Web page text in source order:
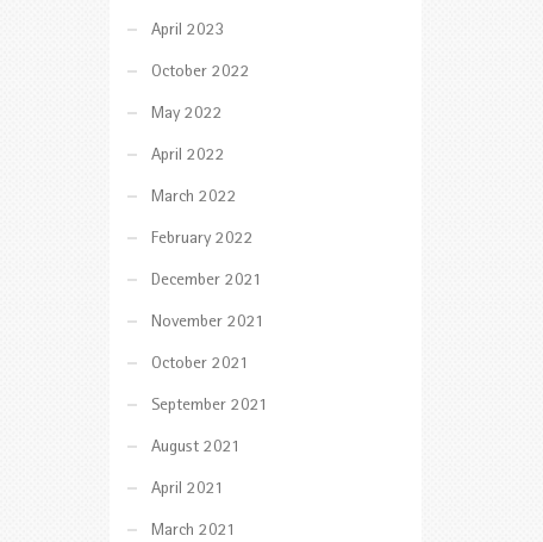
April 2023
October 2022
May 2022
April 2022
March 2022
February 2022
December 2021
November 2021
October 2021
September 2021
August 2021
April 2021
March 2021